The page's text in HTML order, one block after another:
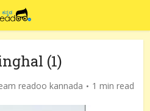
(1)
readoo kannada 1 min read